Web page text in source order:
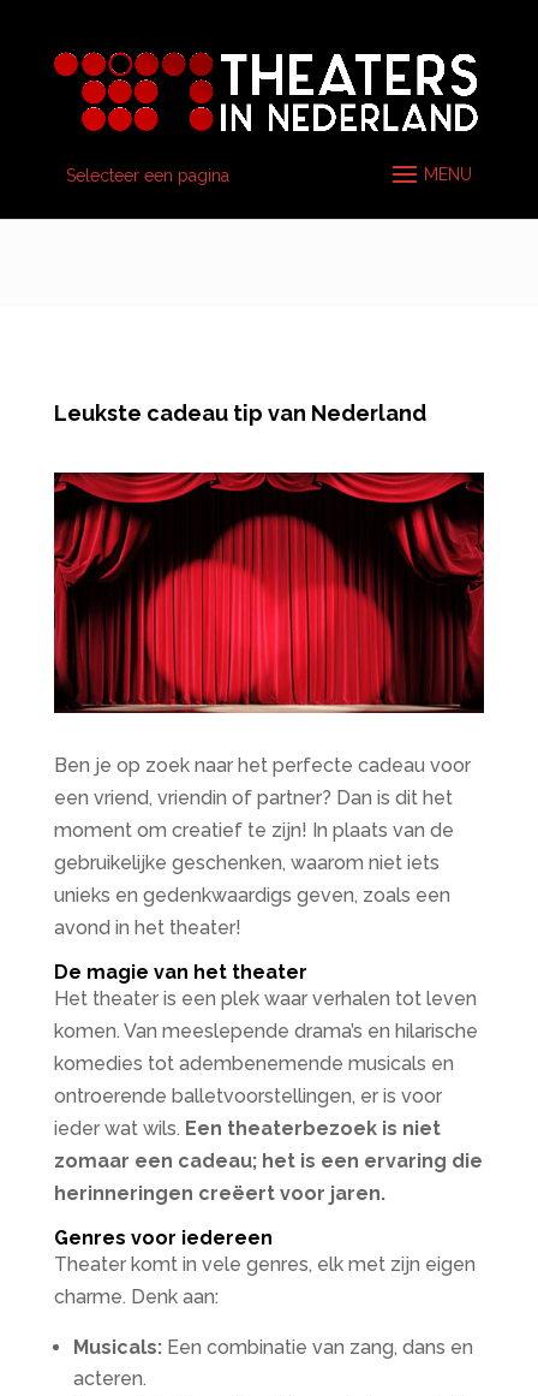
Selecteer een pagina
Leukste cadeau tip van Nederland
Ben je op zoek naar het perfecte cadeau voor
een vriend, vriendin of partner? Dan is dit het
moment om creatief te zijn! In plaats van de
gebruikelijke geschenken, waarom niet iets
unieks en gedenkwaardigs geven, zoals een
avond in het theater!
De magie van het theater
Het theater is een plek waar verhalen tot leven
komen. Van meeslepende drama’s en hilarische
komedies tot adembenemende musicals en
ontroerende balletvoorstellingen, er is voor
ieder wat wils. Een theaterbezoek is niet
zomaar een cadeau; het is een ervaring die
herinneringen creëert voor jaren.
Genres voor iedereen
Theater komt in vele genres, elk met zijn eigen
charme. Denk aan:
Musicals:Een combinatie van zang, dans en
acteren.